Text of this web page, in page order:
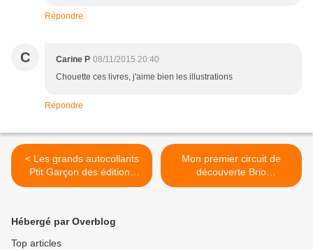
Répondre
C Carine P 08/11/2015 20:40
Chouette ces livres, j'aime bien les illustrations
Répondre
< Les grands autocollants
Ptit Garçon des éditions
Fleurus {#EditionsFleurus}
Mon premier circuit de
découverte Brio
{#Concours}{#Brio}
Hébergé par Overblog
Top articles